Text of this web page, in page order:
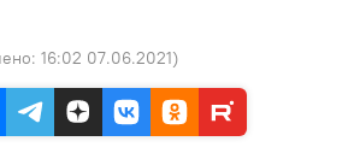
16:02 07.06.2021)